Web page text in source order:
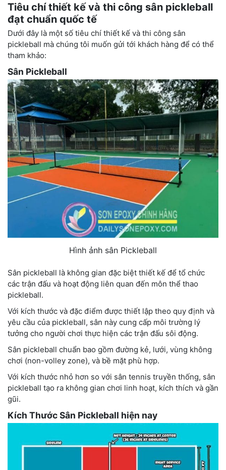
Tiêu chí thiết kế và thi công sân pickleball
đạt chuẩn quốc tế
Dưới đây là một số tiêu chí thiết kế và thi công sân
pickleball mà chúng tôi muốn gửi tới khách hàng để có thể
tham khảo:
Sân Pickleball
Hình ảnh sân Pickleball
Sân pickleball là không gian đặc biệt thiết kế để tổ chức
các trận đấu và hoạt động liên quan đến môn thể thao
pickleball.
Với kích thước và đặc điểm được thiết lập theo quy định và
yêu cầu của pickleball, sân này cung cấp môi trường lý
tưởng cho người chơi thực hiện các trận đấu sôi động.
Sân pickleball chuẩn bao gồm đường kẻ, lưới, vùng không
chơi (non-volley zone), và bề mặt phù hợp.
Với kích thước nhỏ hơn so với sân tennis truyền thống, sân
pickleball tạo ra không gian chơi linh hoạt, kích thích và gần
gũi.
Kích Thước Sân Pickleball hiện nay